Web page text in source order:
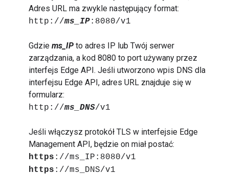
Adres URL ma zwykle następujący format:
http://ms_IP:8080/v1
Gdzie ms_IP to adres IP lub Twój serwer
zarządzania, a kod 8080 to port używany przez
interfejs Edge API. Jeśli utworzono wpis DNS dla
interfejsu Edge API, adres URL znajduje się w
formularz:
http://ms_DNS/v1
Jeśli włączysz protokół TLS w interfejsie Edge
Management API, będzie on miał postać:
https ://ms_IP:8080/v1
https ://ms_DNS/v1